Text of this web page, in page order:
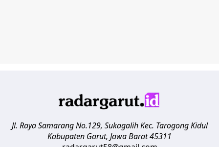
Jl. Raya Samarang No.129, Sukagalih Kec. Tarogong Kidul
Kabupaten Garut, Jawa Barat45311